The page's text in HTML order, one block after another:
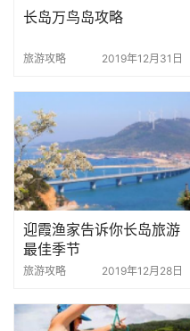
长岛万鸟岛攻略
旅游攻略 2019年12月31日
迎霞渔家告诉你长岛旅游
最佳季节
旅游攻略 2019年12月28日